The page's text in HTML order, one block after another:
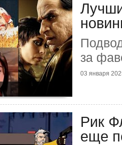
за
03 января
Рик
еще